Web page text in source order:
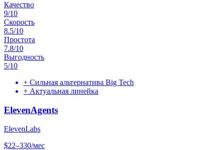
Качество
9/10
Скорость
8.5/10
Простота
7.8/10
Выгодность
5/10
+ Сильная альтернатива Big Tech
+ Актуальная линейка
ElevenAgents
ElevenLabs
$22–330/мес